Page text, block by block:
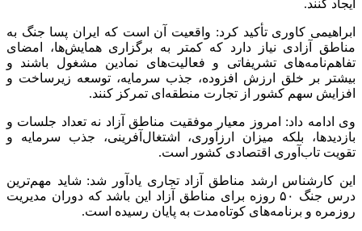
ایجاد کنند.
ابراهیمی کاوری تأکید کرد: واقعیت آن است که ایران پسا جنگ به
مناطق آزادی نیاز دارد که کمتر به برگزاری همایش‌ها، امضای
تفاهم‌نامه‌های تشریفاتی و فعالیت‌های نمادین مشغول باشند و
بیشتر بر خلق ارزش افزوده، جذب سرمایه، توسعه زیرساخت و
افزایش سهم کشور از تجارت منطقه‌ای تمرکز کنند.
وی ادامه داد: امروز معیار موفقیت مناطق آزاد نه تعداد جلسات و
بازدیدها، بلکه میزان ارزآوری، اشتغال‌آفرینی، جذب سرمایه و
تقویت تاب‌آوری اقتصادی کشور است.
این کارشناس ارشد مناطق آزاد تجاری یادآور شد: شاید مهم‌ترین
درس جنگ ۵۰ روزه برای مناطق آزاد این باشد که دوران مدیریت
روزمره و برنامه‌های کوتاه‌مدت به پایان رسیده است.